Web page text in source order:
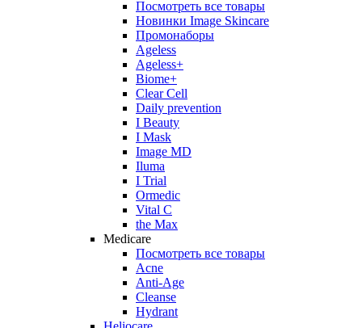
Посмотреть все товары
Новинки Image Skincare
Промонаборы
Ageless
Ageless+
Biome+
Clear Cell
Daily prevention
I Beauty
I Mask
Image MD
Iluma
I Trial
Ormedic
Vital C
the Max
Medicare
Посмотреть все товары
Acne
Anti‑Age
Cleanse
Hydrant